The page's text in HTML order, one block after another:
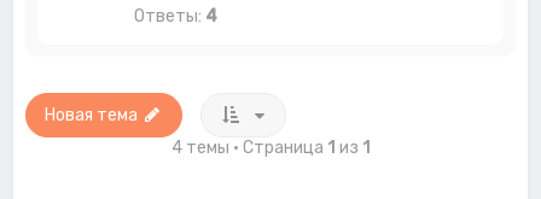
Ответы: 4
Новая тема
4 темы • Страница 1 из 1